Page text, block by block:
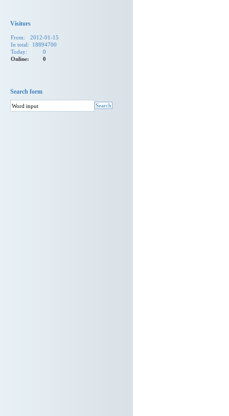
Visitors
From:
2012-01-15
In total:
18894700
Today:
0
Online:
0
Search form